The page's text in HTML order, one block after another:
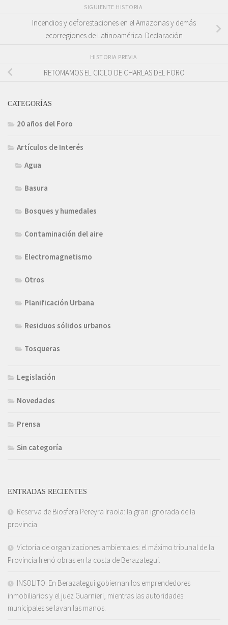
SIGUIENTE HISTORIA
Incendios y deforestaciones en el Amazonas y demás
ecorregiones de Latinoamérica. Declaración
HISTORIA PREVIA
RETOMAMOS EL CICLO DE CHARLAS DEL FORO
CATEGORÍAS
20 años del Foro
Artículos de Interés
Agua
Basura
Bosques y humedales
Contaminación del aire
Electromagnetismo
Otros
Planificación Urbana
Residuos sólidos urbanos
Tosqueras
Legislación
Novedades
Prensa
Sin categoría
ENTRADAS RECIENTES
Reserva de Biosfera Pereyra Iraola: la gran ignorada de la
provincia
Victoria de organizaciones ambientales: el máximo tribunal de la
Provincia frenó obras en la costa de Berazategui.
INSOLITO. En Berazategui gobiernan los emprendedores
inmobiliarios y el juez Guarnieri, mientras las autoridades
municipales se lavan las manos.